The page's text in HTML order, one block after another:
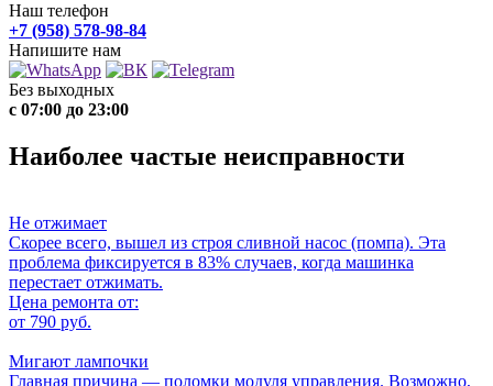
Наш телефон
+7 (958) 578-98-84
Напишите нам
Без выходных
с 07:00 до 23:00
Наиболее частые неисправности
Не отжимает
Скорее всего, вышел из строя сливной насос (помпа). Эта
проблема фиксируется в 83% случаев, когда машинка
перестает отжимать.
Цена ремонта от:
от 790 руб.
Мигают лампочки
Главная причина — поломки модуля управления. Возможно,